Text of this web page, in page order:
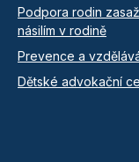
Podpora rodin
násilím v rodině
Prevence a
Dětské advokační